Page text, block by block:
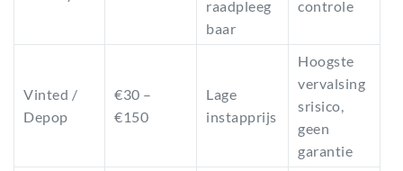
raadpleeg
baar
controle
Vinted /
Depop
€30 –
€150
Lage
instapprijs
Hoogste
vervalsing
srisico,
geen
garantie